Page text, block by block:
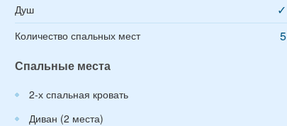
Душ ✓
Количество спальных мест
5
Спальные места
2-х спальная кровать
Диван (2 места)